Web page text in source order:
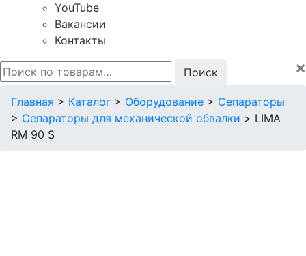
YouTube
Вакансии
Контакты
Искать:
×
Главная > Каталог > Оборудование > Сепараторы
> Сепараторы для механической обвалки > LIMA
RM 90 S